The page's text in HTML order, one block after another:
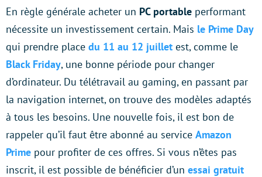
En règle générale acheter un PC portable performant
nécessite un investissement certain. Mais le Prime Day
qui prendre place du 11 au 12 juillet est, comme le
Black Friday, une bonne période pour changer
d’ordinateur. Du télétravail au gaming, en passant par
la navigation internet, on trouve des modèles adaptés
à tous les besoins. Une nouvelle fois, il est bon de
rappeler qu’il faut être abonné au service Amazon
Prime pour profiter de ces offres. Si vous n’êtes pas
inscrit, il est possible de bénéficier d’un essai gratuit